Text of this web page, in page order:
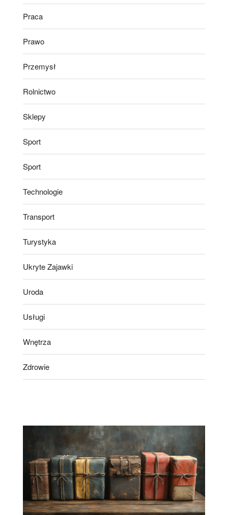
Praca
Prawo
Przemysł
Rolnictwo
Sklepy
Sport
Sport
Technologie
Transport
Turystyka
Ukryte Zajawki
Uroda
Usługi
Wnętrza
Zdrowie